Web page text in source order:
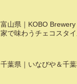
富山県｜KOBO
家で味わうチェコスタ
千葉県｜いなびや＆千